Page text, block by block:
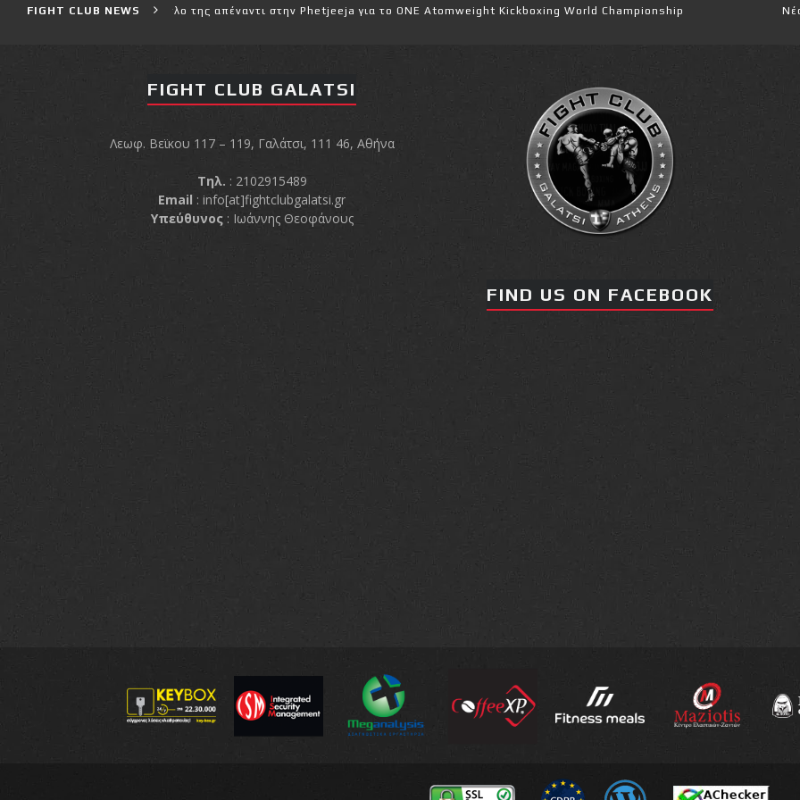
FIGHT CLUB NEWS
6ο παγκόσμιο τίτλο της απέναντι στην Phetjeeja για το ONE Atomweight Kickboxing World Championship Νέα επίσημα
FIGHT CLUB GALATSI
Λεωφ. Βεϊκου 117 – 119, Γαλάτσι, 111 46, Αθήνα
Τηλ. : 2102915489
Email : info[at]fightclubgalatsi.gr
Υπεύθυνος: Ιωάννης Θεοφάνους
FIND US ON FACEBOOK